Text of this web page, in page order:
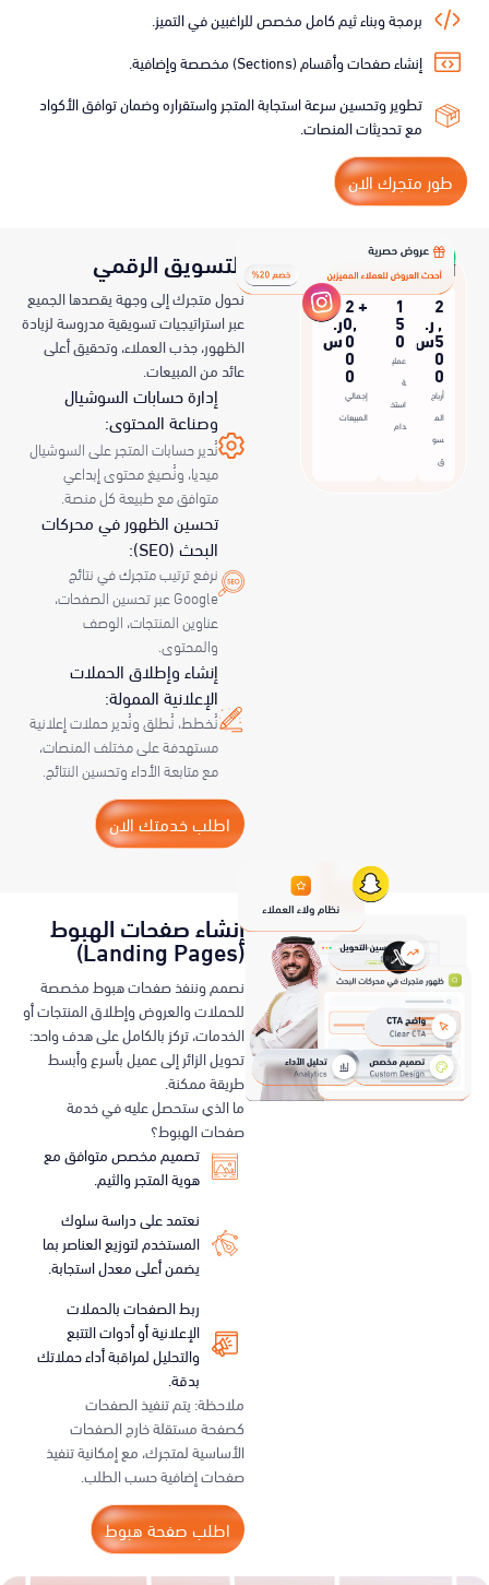
برمجة وبناء ثيم كامل مخصص للراغبين في التميز.
إنشاء صفحات وأقسام (Sections) مخصصة وإضافية.
تطوير وتحسين سرعة استجابة المتجر واستقراره وضمان توافق الأكواد
مع تحديثات المنصات.
طور متجرك الان
أداء التسويق بالعمولة
أرباح
الم
سو
ق
2
,
5
0
0
ر.
س
عملي
ة
استخ
دام
1
5
0
إجمالي
المبيعات
+
2
0,
0
0
0
ر.
س
التسويق الرقمي
نحول متجرك إلى وجهة يقصدها الجميع
عبر استراتيجيات تسويقية مدروسة لزيادة
الظهور، جذب العملاء، وتحقيق أعلى
عائد من المبيعات.
إدارة حسابات السوشيال
وصناعة المحتوى:
نُدير حسابات المتجر على السوشيال
ميديا، ونُصيغ محتوى إبداعي
متوافق مع طبيعة كل منصة.
تحسين الظهور في محركات
البحث (SEO):
نرفع ترتيب متجرك في نتائج
Google عبر تحسين الصفحات،
عناوين المنتجات، الوصف
والمحتوى.
إنشاء وإطلاق الحملات
الإعلانية الممولة:
نُخطط، نُطلق ونُدير حملات إعلانية
مستهدفة على مختلف المنصات،
مع متابعة الأداء وتحسين النتائج.
اطلب خدمتك الان
إنشاء صفحات الهبوط
(Landing Pages)
نصمم وننفذ صفحات هبوط مخصصة
للحملات والعروض وإطلاق المنتجات أو
الخدمات، تركز بالكامل على هدف واحد:
تحويل الزائر إلى عميل بأسرع وأبسط
طريقة ممكنة.
ما الذي ستحصل عليه في خدمة
صفحات الهبوط؟
تصميم مخصص متوافق مع
هوية المتجر والثيم.
نعتمد على دراسة سلوك
المستخدم لتوزيع العناصر بما
يضمن أعلى معدل استجابة.
ربط الصفحات بالحملات
الإعلانية أو أدوات التتبع
والتحليل لمراقبة أداء حملاتك
بدقة.
ملاحظة: يتم تنفيذ الصفحات
كصفحة مستقلة خارج الصفحات
الأساسية لمتجرك، مع إمكانية تنفيذ
صفحات إضافية حسب الطلب.
اطلب صفحة هبوط